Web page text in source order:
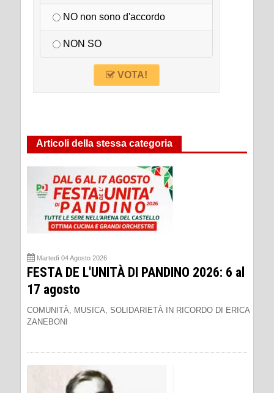
NO non sono d'accordo
NON SO
VOTA!
Articoli della stessa categoria
Martedì 04 Agosto 2026
FESTA DE L'UNITÀ DI PANDINO 2026: 6 al
17 agosto
COMUNITÀ, MUSICA, SOLIDARIETÀ IN RICORDO DI ERICA
ZANEBONI